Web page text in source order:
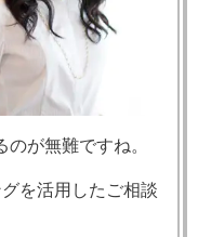
が無難ですね。
を活用したご相談